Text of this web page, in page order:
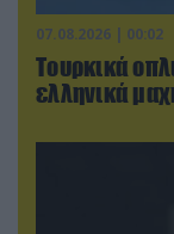
07.08.2026 | 00:02
Τουρκικά
ελληνικά